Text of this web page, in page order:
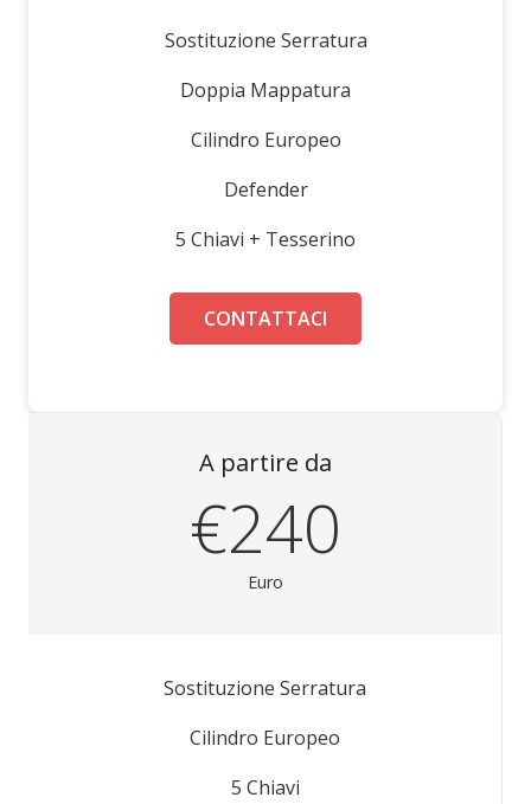
Sostituzione Serratura
Doppia Mappatura
Cilindro Europeo
Defender
5 Chiavi + Tesserino
CONTATTACI
A partire da
€240
Euro
Sostituzione Serratura
Cilindro Europeo
5 Chiavi